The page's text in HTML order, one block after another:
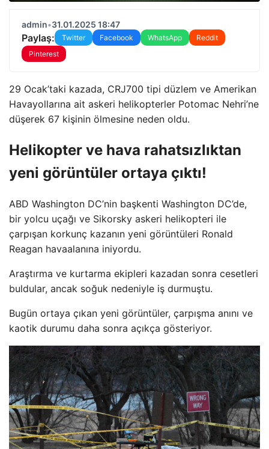
admin•31.01.2025 18:47
Paylaş: Twitter Facebook WhatsApp
Reddit
Pinterest
29 Ocak’taki kazada, CRJ700 tipi düzlem ve Amerikan
Havayollarına ait askeri helikopterler Potomac Nehri’ne
düşerek 67 kişinin ölmesine neden oldu.
Helikopter ve hava rahatsızlıktan
yeni görüntüler ortaya çıktı!
ABD Washington DC’nin başkenti Washington DC’de,
bir yolcu uçağı ve Sikorsky askeri helikopteri ile
çarpışan korkunç kazanın yeni görüntüleri Ronald
Reagan havaalanına iniyordu.
Araştırma ve kurtarma ekipleri kazadan sonra cesetleri
buldular, ancak soğuk nedeniyle iş durmuştu.
Bugün ortaya çıkan yeni görüntüler, çarpışma anını ve
kaotik durumu daha sonra açıkça gösteriyor.